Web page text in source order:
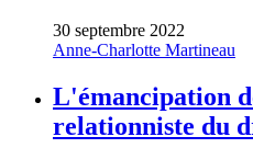
30 septembre 2022
Anne-Charlotte Martineau
L'émancipation
relationniste du